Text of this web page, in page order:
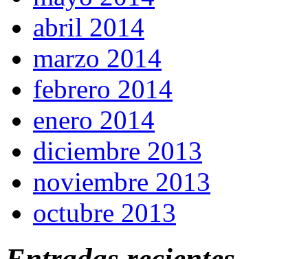
abril 2014
marzo 2014
febrero 2014
enero 2014
diciembre 2013
noviembre 2013
octubre 2013